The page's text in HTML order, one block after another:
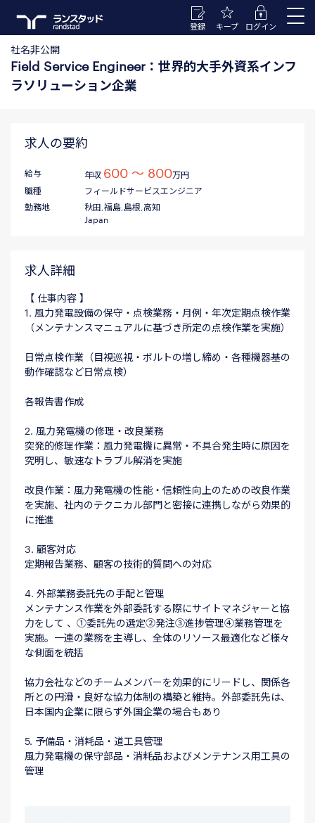
ログイン
キープ
登録
社名非公開
Field Service Engineer：世界的大手外資系インフ
ラソリューション企業
求人の要約
給与 年収 600 〜 800万円
職種
フィールドサービスエンジニア
勤務地
秋田,福島,島根,高知
Japan
求人詳細
【 仕事内容 】
1. 風力発電設備の保守・点検業務・月例・年次定期点検作業
（メンテナンスマニュアルに基づき所定の点検作業を実施）
日常点検作業（目視巡視・ボルトの増し締め・各種機器基の
動作確認など日常点検）
各報告書作成
2. 風力発電機の修理・改良業務
突発的修理作業：風力発電機に異常・不具合発生時に原因を
究明し、敏速なトラブル解消を実施
改良作業：風力発電機の性能・信頼性向上のための改良作業
を実施、社内のテクニカル部門と密接に連携しながら効果的
に推進
​3. 顧客対応
定期報告業務、顧客の技術的質問への対応
4. 外部業務委託先の手配と管理
メンテナンス作業を外部委託する際にサイトマネジャーと協
力をして 、①委託先の選定②発注③進捗管理④業務管理を
実施。一連の業務を主導し、全体のリソース最適化など様々
な側面を統括
協力会社などのチームメンバーを効果的にリードし、関係各
所との円滑・良好な協力体制の構築と維持。外部委託先は、
日本国内企業に限らず外国企業の場合もあり
5. 予備品・消耗品・道工具管理
風力発電機の保守部品・消耗品およびメンテナンス用工具の
管理